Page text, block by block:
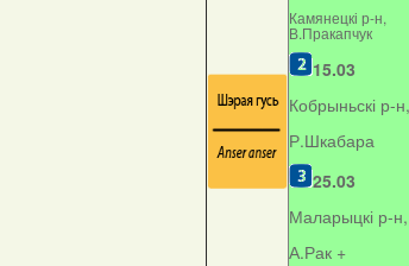
Камянецкі р-н,
В.Пракапчук
15.03
Кобрыньскі р-н,
Р.Шкабара
25.03
Маларыцкі р-н,
А.Рак +